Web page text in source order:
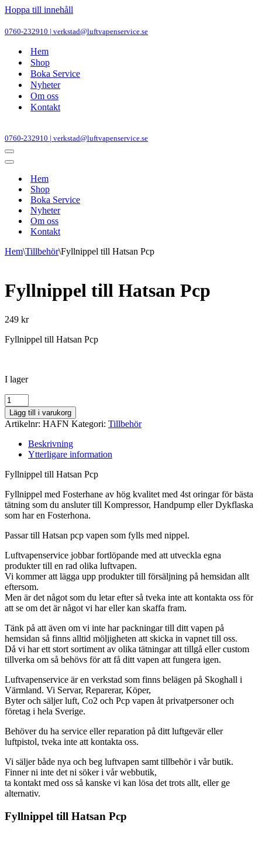
Hoppa till innehåll
0760-232910 | verkstad@luftvapenservice.se
Hem
Shop
Boka Service
Nyheter
Om oss
Kontakt
0760-232910 | verkstad@luftvapenservice.se
Navigeringsmeny
Navigeringsmeny
Hem
Shop
Boka Service
Nyheter
Om oss
Kontakt
Hem\Tillbehör\Fyllnippel till Hatsan Pcp
Fyllnippel till Hatsan Pcp
249 kr
Fyllnippel till Hatsan Pcp
I lager
Fyllnippel
till
Hatsan
Pcp
mängd
Lägg till i varukorg
Artikelnr: HAFN Kategori: Tillbehör
Beskrivning
Ytterligare information
Fyllnippel till Hatsan Pcp
Fyllnippel med Fosterhane av hög kvalitet med 4st oringar för bästa
tätning som du ansluter till Kompressor, Handpump eller Dykflaska
som har en Fosterhona.
Passar till Hatsan pcp vapen som fylls med nippel.
Luftvapenservice jobbar fortlöpande med att utveckla egna
produkter till en rad olika luftvapen.
Vi kommer att lägga upp produkter till försäljning på hemsidan allt
eftersom.
Men är det något som du letar efter så tveka inte att kontakta oss för
att se om det är något vi har eller kan skaffa fram.
Tänk på att även om vi inte har packningar till ditt vapen på
hemsidan så finns alltid möljigheten att skicka in vapnet till oss.
Då vi har ett stort sortiment av olika tätningar att tillgå eller custom
tillverka om så behövs för att få ditt vapen att fungera igen.
Luftvapenservice är en verkstad som finns belägen på Skoghall i
Värmland. Vi Servar, Reparerar, Köper,
Byter och säljer luft, Co2 och Pcp vapen åt privatpersoner och
företag i hela Sverige.
Behöver du ha service eller reparation på ditt luftgevär eller
luftpistol, tveka inte att kontakta oss.
Vi säljer både nya och beg luftvapen samt tillbehör i vår butik.
Finner ni inte det ni söker i vår webbutik,
ta kontakt med oss så kanske vi kan lösa det trots allt, eller ge
alternativ.
Fyllnippel till Hatsan Pcp